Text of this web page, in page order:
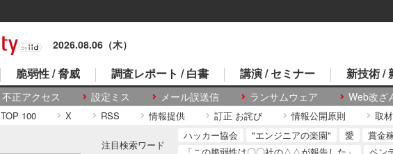
2026.08.06（木）
不正アクセス 設定ミス メール誤送信 ランサムウェア Web改ざ
脆弱性 / 脅威 調査レポート / 白書 講演 / セミナー 新技術 /
TOP 100 X RSS 情報提供 訂正 お詫び 情報公開原則 取
注目検索ワード
ハッカー協会 "エンジニアの楽園" 愛 賞金